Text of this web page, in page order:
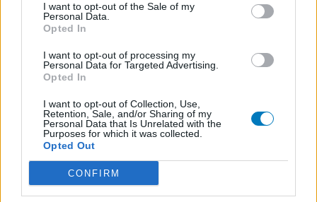
I want to opt-out of the Sale of my
Personal Data.
Opted In
I want to opt-out of processing my
Personal Data for Targeted Advertising.
Opted In
I want to opt-out of Collection, Use,
Retention, Sale, and/or Sharing of my
Personal Data that Is Unrelated with the
Purposes for which it was collected.
Opted Out
CONFIRM